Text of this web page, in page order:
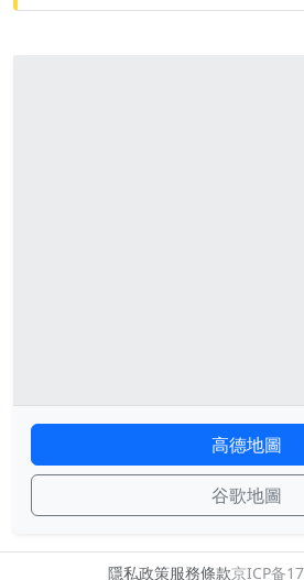
高德地圖
谷歌地圖
隱私政策服務條款京ICP备